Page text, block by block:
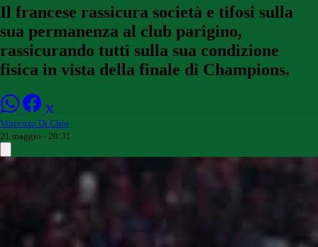
Il francese rassicura società e tifosi sulla
sua permanenza al club parigino,
rassicurando tutti sulla sua condizione
fisica in vista della finale di Champions.
Vincenzo Di Chio
21 maggio - 20:31